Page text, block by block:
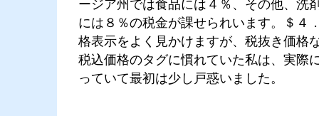
ージア州では食品には４％、その他、洗
には８％の税金が課せられいます。＄４
格表示をよく見かけますが、税抜き価格
税込価格のタグに慣れていた私は、実際
っていて最初は少し戸惑いました。